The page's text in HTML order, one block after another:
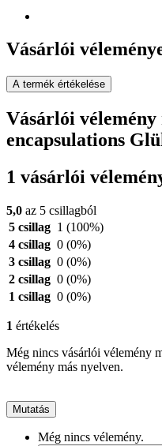
Vásárlói
A termék értékelése
Vásárlói
encapsulations
1 vásárlói
5,0 az 5 csillagból
5 csillag 1 (100%)
4 csillag 0 (0%)
3 csillag 0 (0%)
2 csillag 0 (0%)
1 csillag 0 (0%)
1 értékelés
Még nincs vásárlói vélemény
vélemény más nyelven.
Mutatás
Még nincs vélemény.